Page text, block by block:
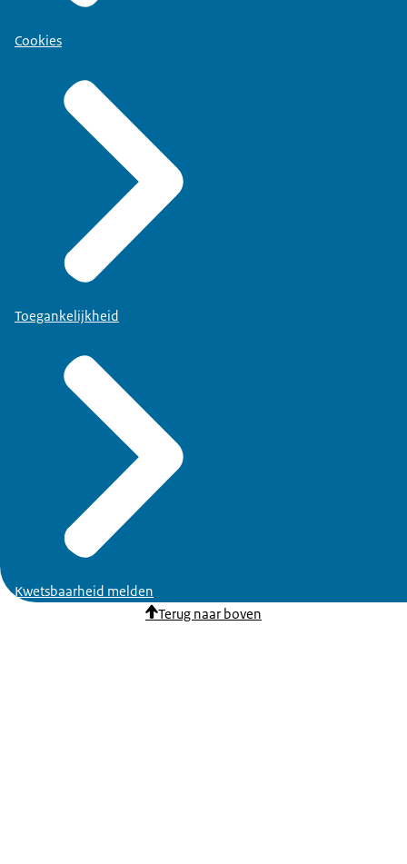
Cookies
Toegankelijkheid
Kwetsbaarheid melden
Terug naar boven